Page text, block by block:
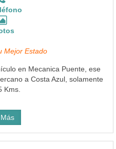
Mejor Estado
en Mecanica Puente, ese
a Costa Azul, solamente
Kms.